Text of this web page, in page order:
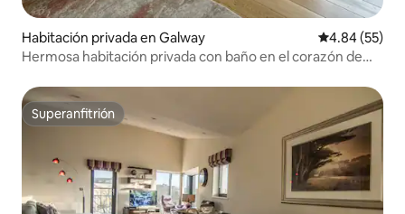
Habitación privada en Galway Calificación
4.84 (55)
Hermosa habitación privada con baño en el corazón de
Superanfitrión
Superanfitrión